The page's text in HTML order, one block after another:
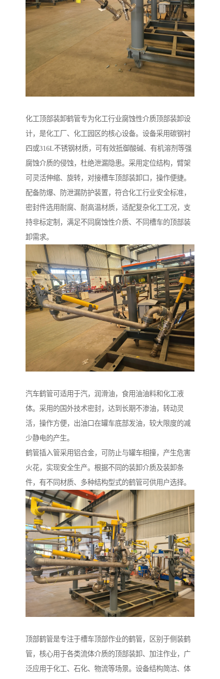
化工顶部装卸鹤管专为化工行业腐蚀性介质顶部装卸设
计，是化工厂、化工园区的核心设备。设备采用碳钢衬
四或316L不锈钢材质，可有效抵御酸碱、有机溶剂等强
腐蚀介质的侵蚀，杜绝泄漏隐患。采用定位结构，臂架
可灵活伸缩、旋转，对接槽车顶部装卸口，操作便捷。
配备防爆、防泄漏防护装置，符合化工行业安全标准，
密封件选用耐腐、耐高温材质，适配复杂化工工况，支
持非标定制，满足不同腐蚀性介质、不同槽车的顶部装
卸需求。
汽车鹤管可适用于汽，润滑油，食用油油料和化工液
体。采用的国外技术密封，达到长期不渗油，转动灵
活，操作方便，出油口在罐车底部发油，较大限度的减
少静电的产生。
鹤管插入管采用铝合金，可防止与罐车相撞，产生危害
火花，实现安全生产。根据不同的装卸介质及装卸条
件，有不同材质、多种结构型式的鹤管可供用户选择。
顶部鹤管是专注于槽车顶部作业的鹤管，区别于侧装鹤
管，核心用于各类流体介质的顶部装卸、加注作业，广
泛应用于化工、石化、物流等场景。设备结构简洁、体